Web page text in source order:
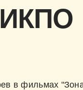
в фильмах